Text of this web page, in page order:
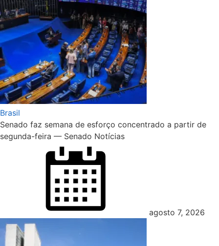
Brasil
Senado faz semana de esforço concentrado a partir de
segunda-feira — Senado Notícias
agosto 7, 2026